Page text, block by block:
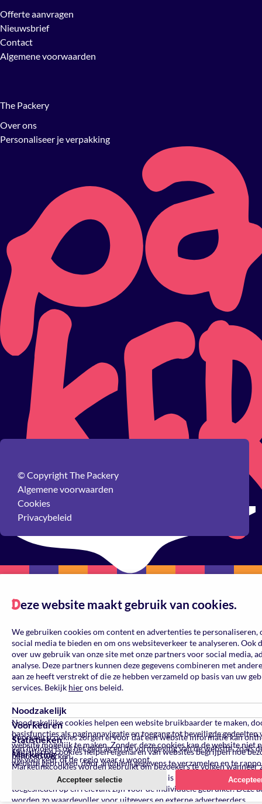
Reset
Kleur
Offerte aanvragen
Nieuwsbrief
Contact
Algemene voorwaarden
The Packery
Over ons
Personaliseer je verpakking
© Copyright The Packery
Algemene voorwaarden
Cookies
Privacybeleid
Deze website maakt gebruik van cookies.
We gebruiken cookies om content en advertenties te
social media te bieden en om ons websiteverkeer te analyseren. Ook
over uw gebruik van onze site met onze partners voor social media,
analyse. Deze partners kunnen deze gegevens combineren met
aan ze heeft verstrekt of die ze hebben verzameld op basis van uw
services. Bekijk hierons beleid.
Noodzakelijk
Noodzakelijke cookies helpen een website bruikbaarder te maken,
basisfuncties als paginanavigatie en toegang tot beveiligde gedeelten
website mogelijk te maken. Zonder deze cookies kan de website niet
behoren werken.
Voorkeuren
Voorkeurscookies zorgen ervoor dat een website informatie kan
van invloed is op het gedrag en de vormgeving van de website, zoals
uw voorkeur of de regio waar u woont.
Statistieken
Statistische cookies helpen eigenaren van websites begrijpen hoe
website gebruiken, door anoniem gegevens te verzamelen en te
Marketing
Marketingcookies worden gebruikt om bezoekers te volgen wanneer
verschillende websites bezoeken. Hun doel is advertenties
toegesneden op en relevant zijn voor de individuele gebruiker. Deze
worden zo waardevoller voor uitgevers en externe adverteerders.
Accepteer selectie